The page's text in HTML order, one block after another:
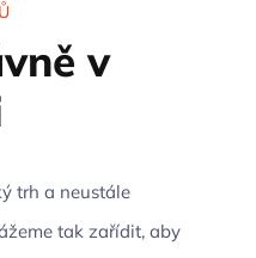
v
trh a neustále
tak zařídit, aby